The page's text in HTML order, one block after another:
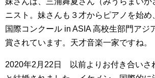
ニスト。妹さんも３才からピアノを始め
国際コンクール in ASIA 高校生部門アジ
賞されています。天才音楽一家ですね。
2020年2月22日 以前よりお付き合いさ